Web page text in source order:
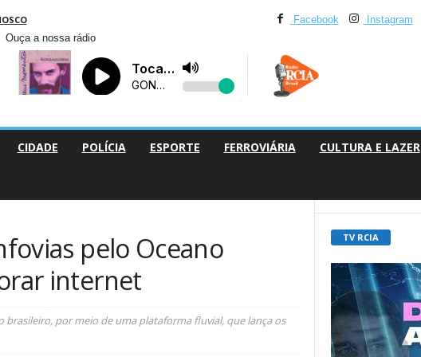
Facebook Instagram
Ouça a nossa rádio
CIDADE POLÍCIA ESPORTE FERROVIÁRIA CULTURA E LAZER
pelo Oceano
internet
por meio de uma plataforma fluvial, que lança os
TV RCIA